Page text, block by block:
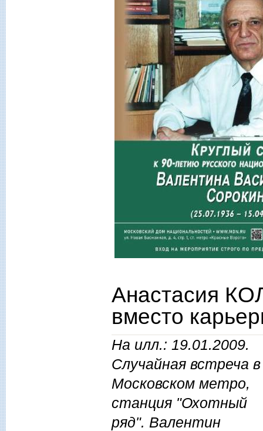
Анастасия
вместо
На илл.: 19.01.2009.
Случайная встреча в
Московском метро,
станция "Охотный
ряд". Валентин